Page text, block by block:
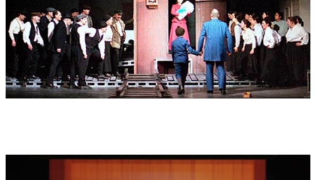
"Euphorie nach Seelendrama" (Sächsische Zeitung/ Görlitz
1.3.2004): - "Die Besucher im ausverkauften Haus feierten eine
bemerkenswerte Uraufführung" Erstaunlich geschlossen - wie
die Inszenierung- stellte sich nach der Premiere das
Stimmungsbild dar: großes Lob überwog bei weitem. Gäste
waren beeindruckt und ergriffen. Das Zusammenwirken von
konzentrierter schauspielerischer Leistung, experimentellen
Filmsequenzen, von bisweilen geradezu expressionistisch
anmutenden Bühnen-Bildern und einer atmosphärisch dichten
Uraufführung in Görlitz erregte ein Aufsehen, wie es die Stadt
in dieser geballten Form wohl selten erlebt hat" Schneider hat